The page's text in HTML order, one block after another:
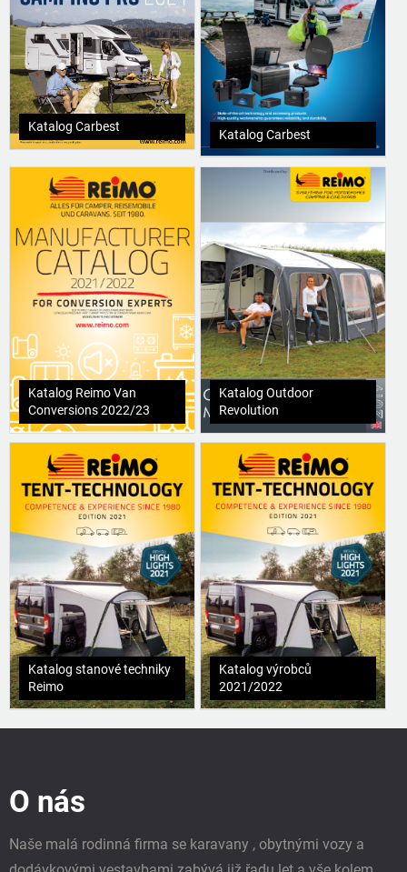
Katalog Carbest
Katalog Carbest
Katalog Reimo Van
Conversions 2022/23
Katalog Outdoor
Revolution
Katalog stanové techniky
Reimo
Katalog výrobců
2021/2022
O nás
Naše malá rodinná firma se karavany , obytnými vozy a